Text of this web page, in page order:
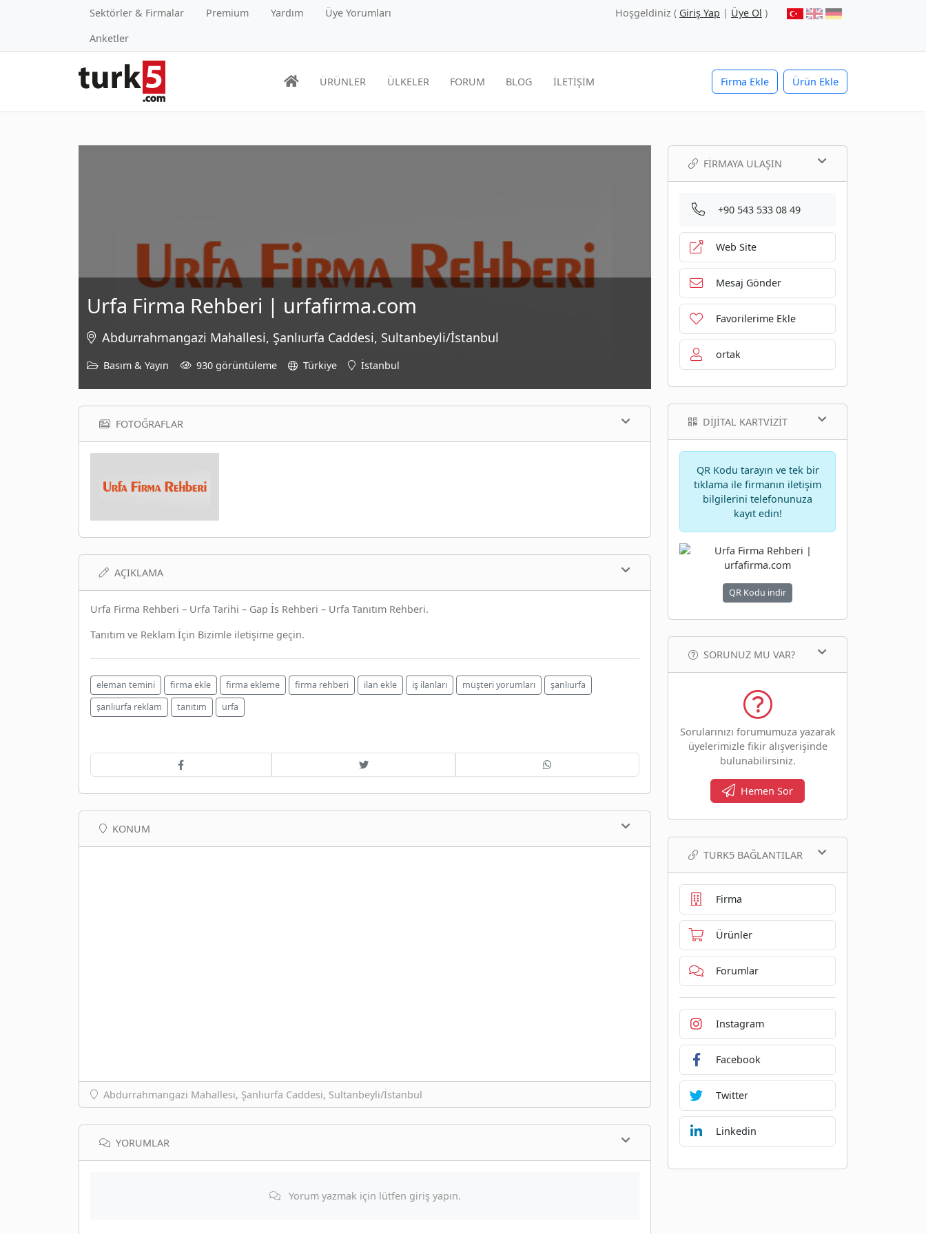
Sektörler & Firmalar Premium Yardım
Üye Yorumları
Anketler
Hoşgeldiniz ( Giriş Yap | Üye Ol )
Firma Ekle Ürün Ekle
ÜRÜNLER ÜLKELER FORUM BLOG İLETİŞİM
Urfa Firma Rehberi | urfafirma.com
Abdurrahmangazi Mahallesi, Şanlıurfa Caddesi, Sultanbeyli/İstanbul
Basım & Yayın 930 görüntüleme Türkiye İstanbul
FOTOĞRAFLAR
AÇIKLAMA
Urfa Firma Rehberi – Urfa Tarihi – Gap İs Rehberi – Urfa Tanıtım Rehberi.
Tanıtım ve Reklam İçin Bizimle iletişime geçin.
eleman temini firma ekle firma ekleme firma rehberi ilan ekle iş ilanları müşteri yorumları
şanlıurfa
şanlıurfa reklam
tanıtım urfa
KONUM
Abdurrahmangazi Mahallesi, Şanlıurfa Caddesi, Sultanbeyli/İstanbul
YORUMLAR
Yorum yazmak için lütfen giriş yapın.
FIRMAYA ULAŞIN
+90 543 533 08 49
Web Site
Mesaj Gönder
Favorilerime Ekle
ortak
DIJITAL KARTVIZIT
QR Kodu tarayın ve tek bir
tıklama ile firmanın iletişim
bilgilerini telefonunuza
kayıt edin!
QR Kodu indir
SORUNUZ MU VAR?
Sorularınızı forumumuza yazarak
üyelerimizle fikir alışverişinde
bulunabilirsiniz.
Hemen Sor
TURK5 BAĞLANTILAR
Firma
Ürünler
Forumlar
Instagram
Facebook
Twitter
Linkedin